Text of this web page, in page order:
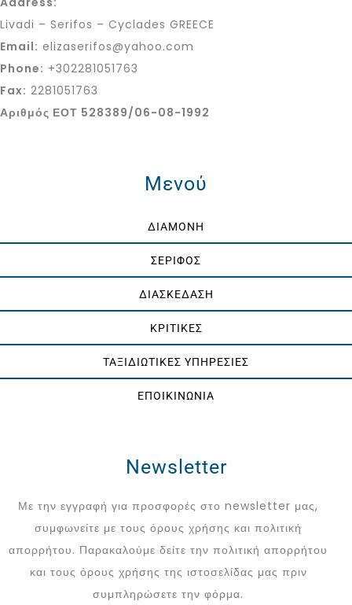
Livadi – Serifos – Cyclades GREECE
Email: elizaserifos@yahoo.com
Phone: +302281051763
Fax: 2281051763
Αριθμός ΕΟΤ 528389/06-08-1992
Μενού
ΔΙΑΜΟΝΗ
ΣΕΡΙΦΟΣ
ΔΙΑΣΚΕΔΑΣΗ
ΚΡΙΤΙΚΕΣ
ΤΑΞΙΔΙΩΤΙΚΕΣ ΥΠΗΡΕΣΙΕΣ
ΕΠΟΙΚΙΝΩΝΙΑ
Newsletter
Με την εγγραφή για προσφορές στο newsletter μας,
συμφωνείτε με τους όρους χρήσης και πολιτική
απορρήτου. Παρακαλούμε δείτε την πολιτική απορρήτου
και τους όρους χρήσης της ιστοσελίδας μας πριν
συμπληρώσετε την φόρμα.